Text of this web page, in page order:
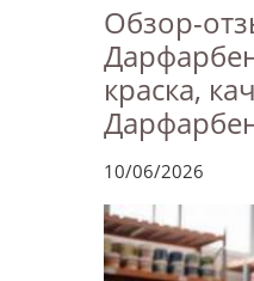
Обзор-
краска,
10/06/2026